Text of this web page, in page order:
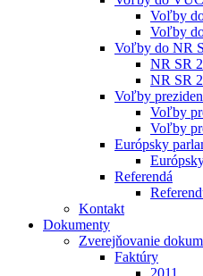
Voľby
Voľby
Voľby do NR
NR SR
NR SR
Voľby
Voľby
Voľby
Európsky
Referendá
Kontakt
Dokumenty
Zverejňovanie
Faktúry
2011